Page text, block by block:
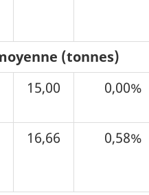
(tonnes)
15,00 0,00%
16,66 0,58%